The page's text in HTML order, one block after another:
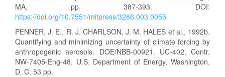
MA, pp. 387-393. DOI:
https://doi.org/10.7551/mitpress/3286.003.0055
PENNER, J. E., R. J. CHARLSON, J. M. HALES et al., 1992b.
Quantifying and minimizing uncertainty of climate forcing by
anthropogenic aerosols. DOE/NBB-00921. UC-402. Contr.
NW-7405-Eng-48, U.S. Department of Energy, Washington,
D. C. 53 pp.